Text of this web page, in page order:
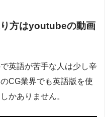
方はyoutubeの動画
英語が苦手な人は少し辛
CG業界でも英語版を使
かありません。